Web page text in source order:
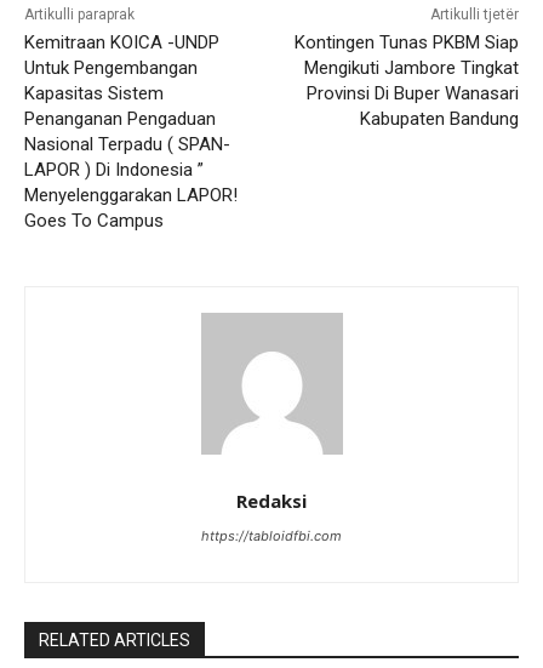
Artikulli paraprak
Kemitraan KOICA -UNDP
Untuk Pengembangan
Kapasitas Sistem
Penanganan Pengaduan
Nasional Terpadu ( SPAN-
LAPOR ) Di Indonesia ”
Menyelenggarakan LAPOR!
Goes To Campus
Artikulli tjetër
Kontingen Tunas PKBM Siap
Mengikuti Jambore Tingkat
Provinsi Di Buper Wanasari
Kabupaten Bandung
Redaksi
https://tabloidfbi.com
RELATED ARTICLES